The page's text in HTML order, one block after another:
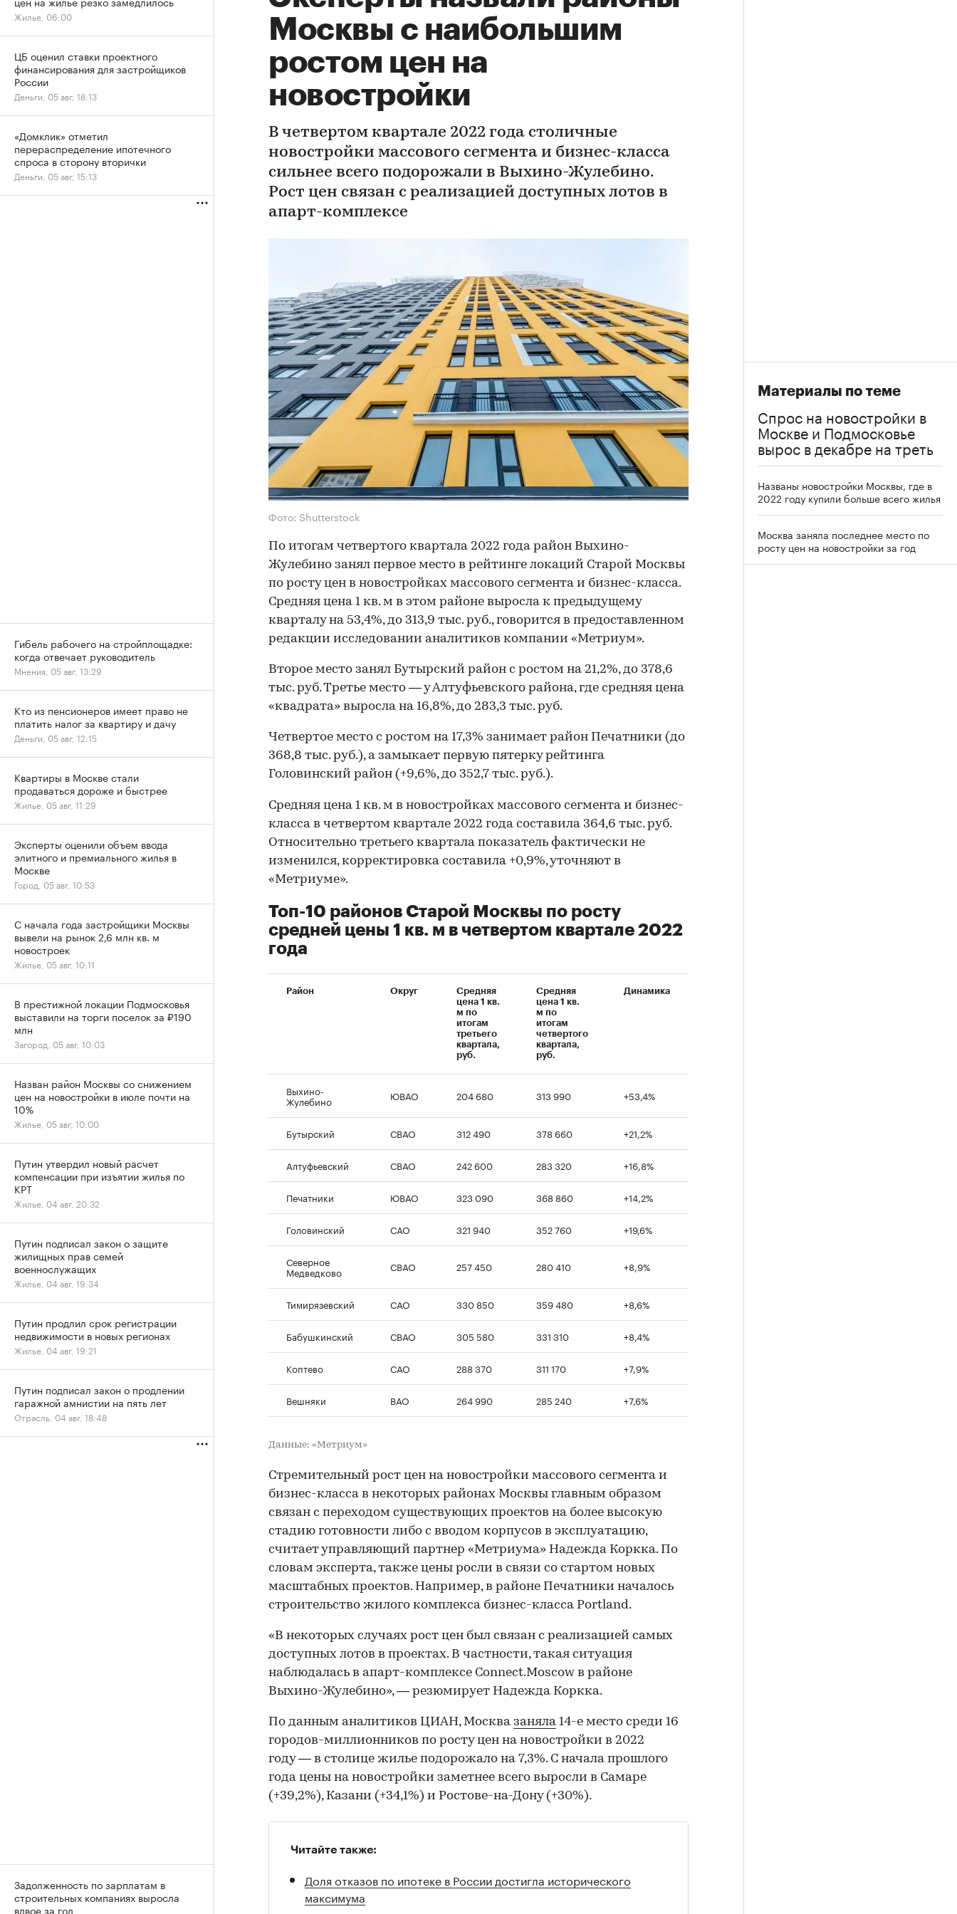
Москвы с наибольшим
ростом цен на
новостройки
В четвертом квартале 2022 года столичные
новостройки массового сегмента и бизнес-класса
сильнее всего подорожали в Выхино-Жулебино.
Рост цен связан с реализацией доступных лотов в
апарт-комплексе
Фото: Shutterstock
По итогам четвертого квартала 2022 года район Выхино-
Жулебино занял первое место в рейтинге локаций Старой Москвы
по росту цен в новостройках массового сегмента и бизнес-класса.
Средняя цена 1 кв. м в этом районе выросла к предыдущему
кварталу на 53,4%, до 313,9 тыс. руб., говорится в предоставленном
редакции исследовании аналитиков компании «Метриум».
Второе место занял Бутырский район с ростом на 21,2%, до 378,6
тыс. руб. Третье место — у Алтуфьевского района, где средняя цена
«квадрата» выросла на 16,8%, до 283,3 тыс. руб.
Четвертое место с ростом на 17,3% занимает район Печатники (до
368,8 тыс. руб.), а замыкает первую пятерку рейтинга
Головинский район (+9,6%, до 352,7 тыс. руб.).
Средняя цена 1 кв. м в новостройках массового сегмента и бизнес-
класса в четвертом квартале 2022 года составила 364,6 тыс. руб.
Относительно третьего квартала показатель фактически не
изменился, корректировка составила +0,9%, уточняют в
«Метриуме».
Топ-10 районов Старой Москвы по росту
средней цены 1 кв. м в четвертом квартале 2022
года
Район Округ
Средняя
цена 1 кв.
м по
итогам
третьего
квартала,
руб.
Средняя
цена 1 кв.
м по
итогам
четвертого
квартала,
руб.
Динамика
Выхино-
Жулебино ЮВАО 204 680 313 990 +53,4%
Бутырский СВАО 312 490 378 660 +21,2%
Алтуфьевский СВАО 242 600 283 320 +16,8%
Печатники ЮВАО 323 090 368 860 +14,2%
Головинский САО 321 940 352 760 +19,6%
Северное
Медведково СВАО 257 450 280 410 +8,9%
Тимирязевский САО 330 850 359 480 +8,6%
Бабушкинский СВАО 305 580 331 310 +8,4%
Коптево САО 288 370 311 170 +7,9%
Вешняки ВАО 264 990 285 240 +7,6%
Данные: «Метриум»
Стремительный рост цен на новостройки массового сегмента и
бизнес-класса в некоторых районах Москвы главным образом
связан с переходом существующих проектов на более высокую
стадию готовности либо с вводом корпусов в эксплуатацию,
считает управляющий партнер «Метриума» Надежда Коркка. По
словам эксперта, также цены росли в связи со стартом новых
масштабных проектов. Например, в районе Печатники началось
строительство жилого комплекса бизнес-класса Portland.
«В некоторых случаях рост цен был связан с реализацией самых
доступных лотов в проектах. В частности, такая ситуация
наблюдалась в апарт-комплексе Connect.Moscow в районе
Выхино-Жулебино», — резюмирует Надежда Коркка.
По данным аналитиков ЦИАН, Москва заняла 14-е место среди 16
городов-миллионников по росту цен на новостройки в 2022
году — в столице жилье подорожало на 7,3%. С начала прошлого
года цены на новостройки заметнее всего выросли в Самаре
(+39,2%), Казани (+34,1%) и Ростове-на-Дону (+30%).
Читайте также:
Доля отказов по ипотеке в России достигла исторического
максимума
Материалы по теме
Спрос на новостройки в
Москве и Подмосковье
вырос в декабре на треть
Названы новостройки Москвы, где в
2022 году купили больше всего жилья
Москва заняла последнее место по
росту цен на новостройки за год
Жилье, 06:00
ЦБ оценил ставки проектного
финансирования для застройщиков
России
Деньги, 05 авг, 18:13
«Домклик» отметил
перераспределение ипотечного
спроса в сторону вторички
Деньги, 05 авг, 15:13
Гибель рабочего на стройплощадке:
когда отвечает руководитель
Мнения, 05 авг, 13:29
Кто из пенсионеров имеет право не
платить налог за квартиру и дачу
Деньги, 05 авг, 12:15
Квартиры в Москве стали
продаваться дороже и быстрее
Жилье, 05 авг, 11:29
Эксперты оценили объем ввода
элитного и премиального жилья в
Москве
Город, 05 авг, 10:53
С начала года застройщики Москвы
вывели на рынок 2,6 млн кв. м
новостроек
Жилье, 05 авг, 10:11
В престижной локации Подмосковья
выставили на торги поселок за ₽190
млн
Загород, 05 авг, 10:03
Назван район Москвы со снижением
цен на новостройки в июле почти на
10%
Жилье, 05 авг, 10:00
Путин утвердил новый расчет
компенсации при изъятии жилья по
КРТ
Жилье, 04 авг, 20:32
Путин подписал закон о защите
жилищных прав семей
военнослужащих
Жилье, 04 авг, 19:34
Путин продлил срок регистрации
недвижимости в новых регионах
Жилье, 04 авг, 19:21
Путин подписал закон о продлении
гаражной амнистии на пять лет
Отрасль, 04 авг, 18:48
Задолженность по зарплатам в
строительных компаниях выросла
вдвое за год